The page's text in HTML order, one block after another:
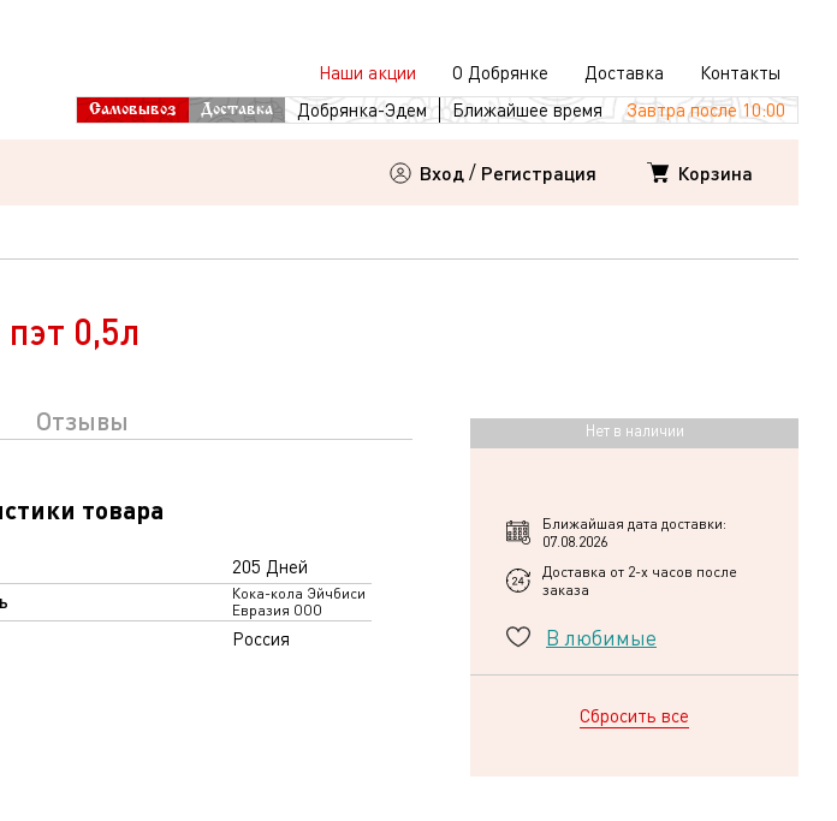
Наши акции О Добрянке Доставка Контакты
Самовывоз Доставка Добрянка-Эдем Ближайшее время Завтра после 10:00
Вход / Регистрация Корзина
0,5л
Отзывы
товара
205 Дней
Кока-кола Эйчбиси
Евразия ООО
Россия
Нет в наличии
Ближайшая дата доставки:
07.08.2026
Доставка от 2-х часов после
заказа
В любимые
Сбросить все